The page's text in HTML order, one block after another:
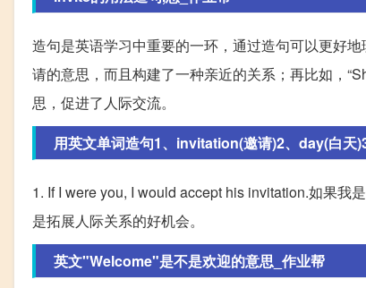
造句是英语学习中重要的一环，通过造句可以更好
请的意思，而且构建了一种亲近的关系；再比如，
思，促进了人际交流。
用英文单词造句1、invitation(邀请)2、day(白天
1. If I were you, I would accept his invitation.如果我
是拓展人际关系的好机会。
英文"Welcome"是不是欢迎的意思_作业帮